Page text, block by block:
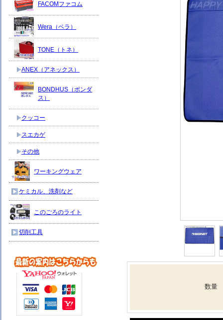
数量
FACOMファコム
Wera（ベラ）
TONE（トネ）
ANEX（アネックス）
BONDHUS（ボンダ
ス）
クッコー
スエカゲ
その他
ワーキングウェア
ケミカル、洗剤など
このごろのライト
切削工具